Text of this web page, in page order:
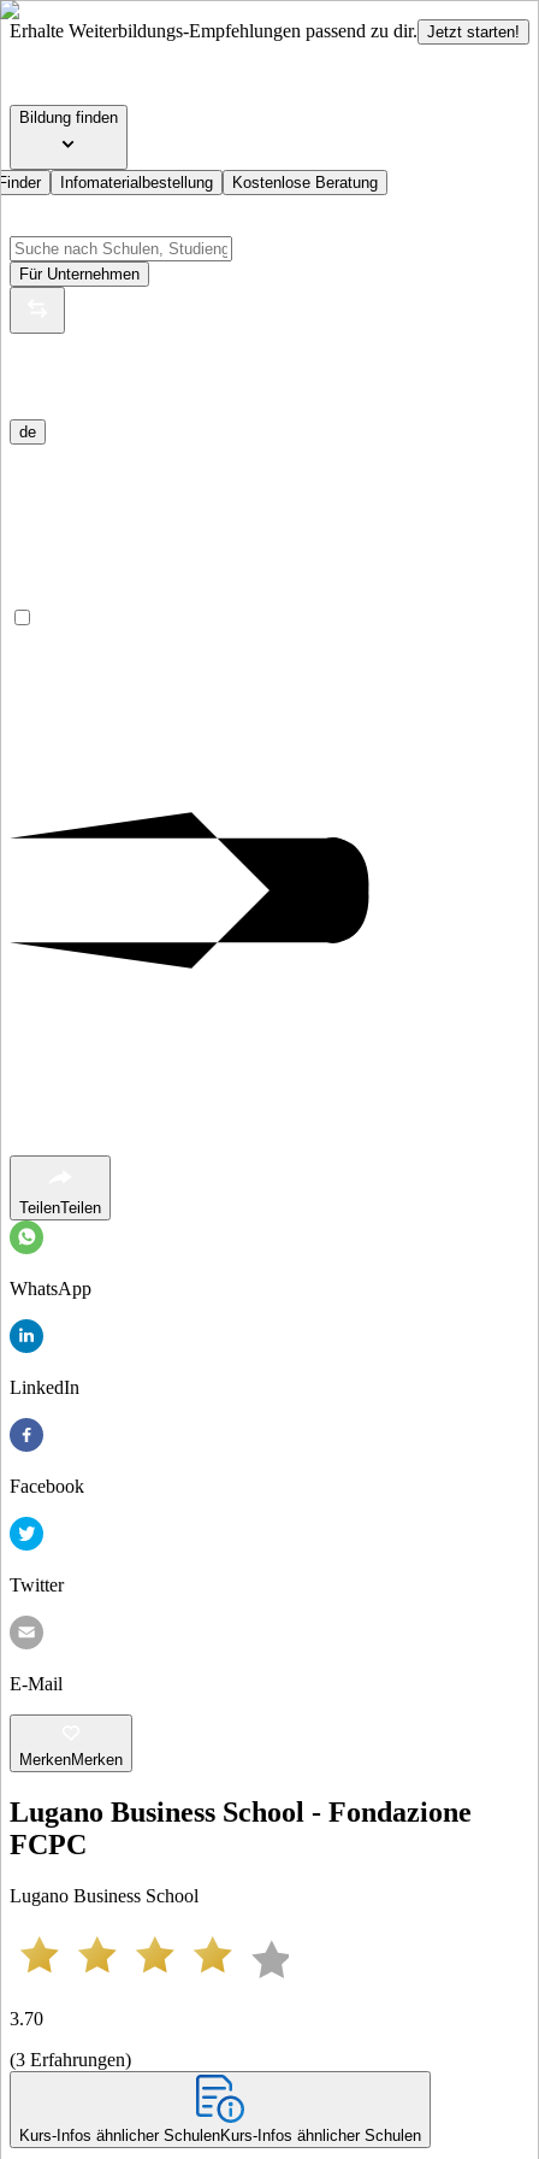
Erhalte Weiterbildungs-Empfehlungen passend zu dir. Jetzt starten!
Bildung finden
Infomaterialbestellung Kostenlose Beratung
Für Unternehmen
de
TeilenTeilen
WhatsApp
LinkedIn
Facebook
Twitter
E-Mail
MerkenMerken
Lugano Business School - Fondazione
FCPC
Lugano Business School
3.70
(3 Erfahrungen)
Kurs-Infos ähnlicher SchulenKurs-Infos ähnlicher Schulen